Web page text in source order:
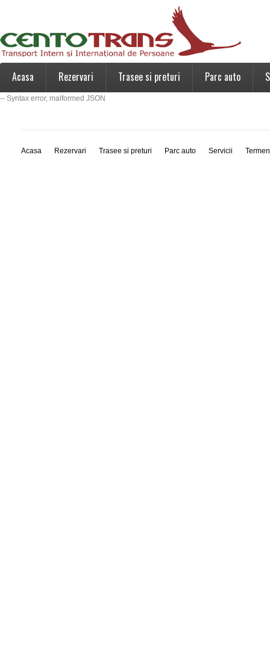
Acasa Rezervari Trasee si preturi Parc auto
-- Syntax error, malformed JSON
Acasa Rezervari Trasee si preturi Parc auto Servicii